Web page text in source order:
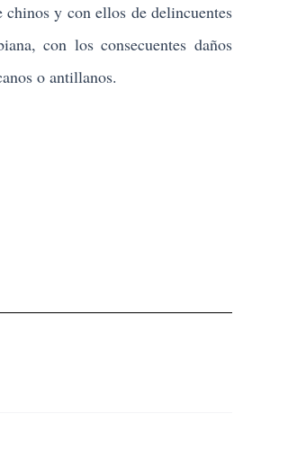
y con ellos de delincuentes
con los consecuentes daños
o antillanos.